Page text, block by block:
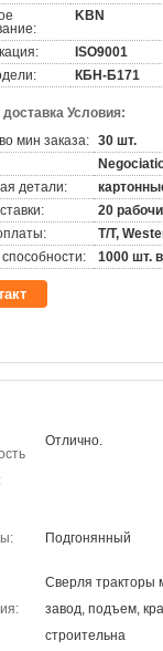
KBN
ISO9001
КБН-Б171
Условия:
мин заказа: 30 шт.
детали:
20
T/T,
способности:
1000 шт.
Отлично.
Подгонянный
Сверля тракторы
завод, подъем,
строительна